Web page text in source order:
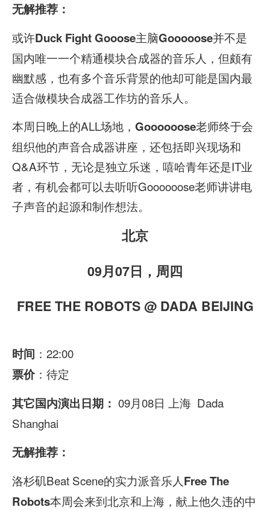
无解推荐：
或许Duck Fight Gooose主脑Gooooose并不是
国内唯一一个精通模块合成器的音乐人，但颇有
幽默感，也有多个音乐背景的他却可能是国内最
适合做模块合成器工作坊的音乐人。
本周日晚上的ALL场地， Goooooose老师终于会
组织他的声音合成器讲座，还包括即兴现场和
Q&A环节，无论是独立乐迷，嘻哈青年还是IT业
者，有机会都可以去听听Goooooose老师讲讲电
子声音的起源和制作想法。
北京
09月07日，周四
FREE THE ROBOTS @ DADA BEIJING
时间 ：22:00
票价：待定
其它国内演出日期： 09月08日 上海 Dada
Shanghai
无解推荐：
洛杉矶Beat Scene的实力派音乐人Free The
Robots本周会来到北京和上海，献上他久违的中